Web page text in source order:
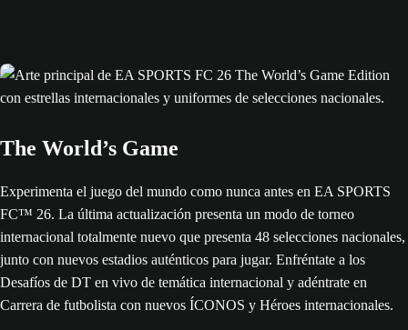
The World’s Game
Experimenta el juego del mundo como nunca antes en EA SPORTS
FC™ 26. La última actualización presenta un modo de torneo
internacional totalmente nuevo que presenta 48 selecciones nacionales,
junto con nuevos estadios auténticos para jugar. Enfréntate a los
Desafíos de DT en vivo de temática internacional y adéntrate en
Carrera de futbolista con nuevos ÍCONOS y Héroes internacionales.